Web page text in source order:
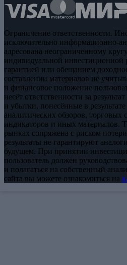
Ограничение ответственности.
исключительно информационно-
адресована неограниченному
индивидуальной инвестиционной
гарантией или обещанием
составлении материалов не
и финансовое положение
несёт ответственности за
и убытки, понесённые в
аналитических обзоров, торговых
индикаторов и иных материалов.
рынках сопряжена с риском
результаты не гарантируют
будущем. При принятии
пользователь должен
и полагаться на собственный
сайта вы можете ознакомиться на